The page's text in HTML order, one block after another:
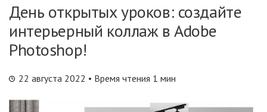
День открытых уроков: создайте
интерьерный коллаж в Adobe
Photoshop!
22 августа 2022 • Время чтения 1 мин